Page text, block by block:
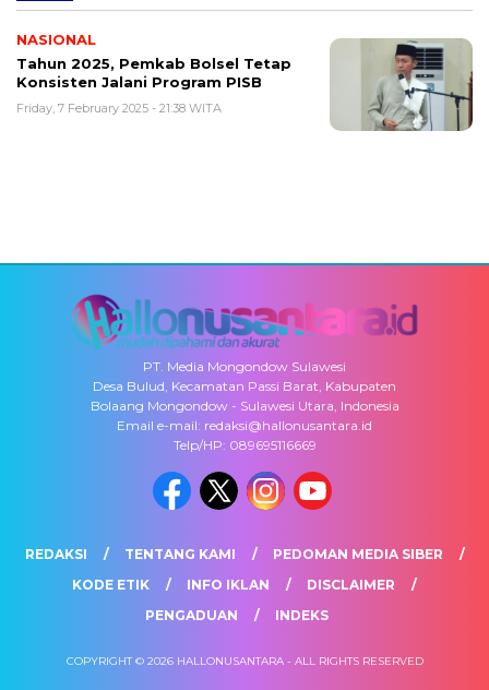
NASIONAL
Tahun 2025, Pemkab Bolsel Tetap
Konsisten Jalani Program PISB
Friday, 7 February 2025 - 21:38 WITA
PT. Media Mongondow Sulawesi
Desa Bulud, Kecamatan Passi Barat, Kabupaten
Bolaang Mongondow - Sulawesi Utara, Indonesia
Email e-mail: redaksi@hallonusantara.id
Telp/HP: 089695116669
REDAKSI TENTANG KAMI
PEDOMAN MEDIA SIBER
KODE ETIK
INFO IKLAN
DISCLAIMER
PENGADUAN
INDEKS
COPYRIGHT © 2026 HALLONUSANTARA - ALL RIGHTS RESERVED